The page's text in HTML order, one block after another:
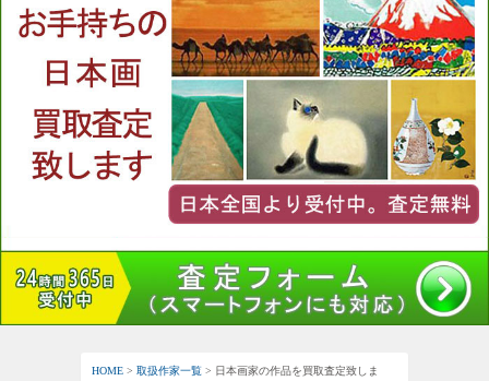
HOME > 取扱作家一覧 > 日本画家の作品を買取査定致しま